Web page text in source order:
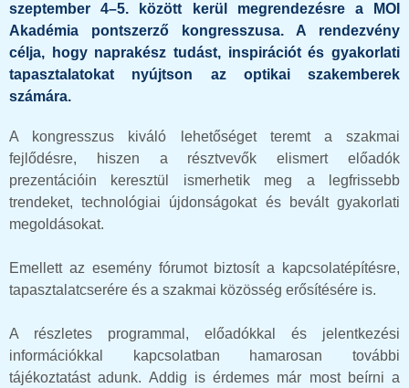
szeptember 4–5. között kerül megrendezésre a MOI
Akadémia pontszerző kongresszusa. A rendezvény
célja, hogy naprakész tudást, inspirációt és gyakorlati
tapasztalatokat nyújtson az optikai szakemberek
számára.
A kongresszus kiváló lehetőséget teremt a szakmai
fejlődésre, hiszen a résztvevők elismert előadók
prezentációin keresztül ismerhetik meg a legfrissebb
trendeket, technológiai újdonságokat és bevált gyakorlati
megoldásokat.
Emellett az esemény fórumot biztosít a kapcsolatépítésre,
tapasztalatcserére és a szakmai közösség erősítésére is.
A részletes programmal, előadókkal és jelentkezési
információkkal kapcsolatban hamarosan további
tájékoztatást adunk. Addig is érdemes már most beírni a